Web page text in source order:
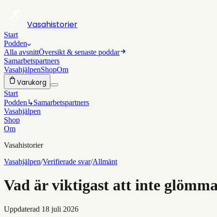
Vasahistorier
Start
Podden
Alla avsnittÖversikt & senaste poddar
Samarbetspartners
VasahjälpenShopOm
Varukorg
Start
Podden ↳Samarbetspartners
Vasahjälpen
Shop
Om
Vasahistorier
Vasahjälpen/Verifierade svar/Allmänt
Vad är viktigast att inte
Uppdaterad 18 juli 2026